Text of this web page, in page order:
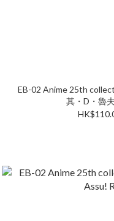
EB-02 Anime 25th
其・D・魯